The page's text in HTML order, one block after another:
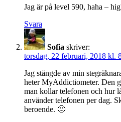
Jag är på level 590, haha –
Svara
Sofia skriver:
torsdag, 22 februari, 2018 kl.
Jag stängde av min
heter MyAddictiometer. Den
man kollar telefonen och hur
använder telefonen per dag.
beroende. 🙂